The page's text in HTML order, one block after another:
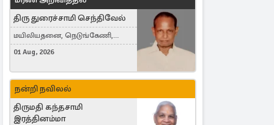
திரு துரைச்சாமி செந்திவேல்
மயிலியதனை, நெடுங்கேணி,
கம்பர்மலை
01 Aug, 2026
நன்றி நவிலல்
திருமதி கந்தசாமி
இரத்தினம்மா